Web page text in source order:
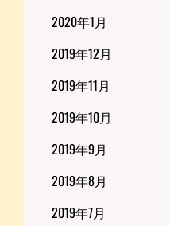
2020年1月
2019年12月
2019年11月
2019年10月
2019年9月
2019年8月
2019年7月